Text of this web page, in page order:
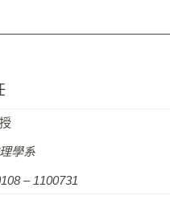
學系
– 1100731